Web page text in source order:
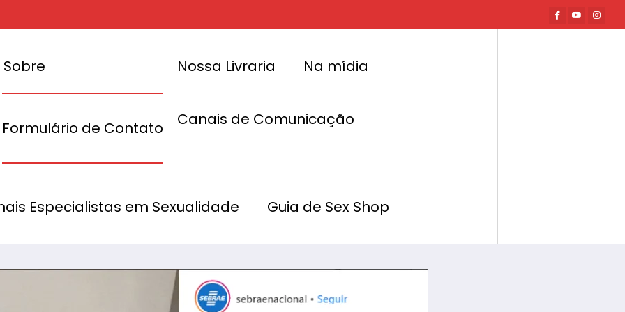
Sobre
Formulário de Contato
Nossa Livraria Na mídia
Canais de Comunicação
Especialistas em Sexualidade Guia de Sex Shop
do